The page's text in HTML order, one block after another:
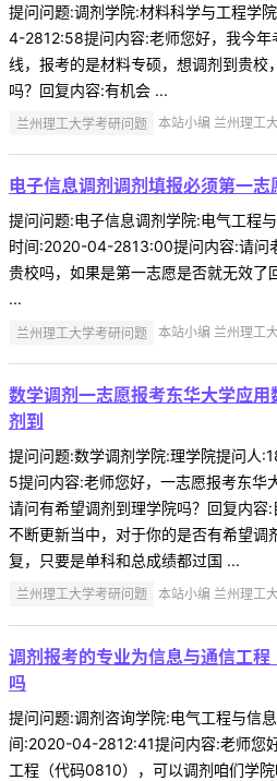
提问问题:调剂学院:材料科学与工程学
4-2812:58提问内容:老师您好，我今
线，报考的是材料专硕，想调剂到贵校
吗？回复内容:有机会 ...
兰州理工大学考研问题 本站小编 兰州理工
电子信息调剂调剂填报必须第一
提问问题:电子信息调剂学院:电气工程
时间:2020-04-2813:00提问内容:请问
贵校吗，如果是第一志愿是否就无效了
...
兰州理工大学考研问题 本站小编 兰州理工
数学调剂一志愿报考东华大学应
剂到
提问问题:数学调剂学院:理学院提问
5提问内容:老师您好，一志愿报考东华
请问有希望调剂到理学院吗？回复内容
不断更新当中，对于你的是否有希望调
复，只要是单科和总成绩都过国 ...
兰州理工大学考研问题 本站小编 兰州理工
调剂报考的专业为信息与通信工
吗
提问问题:调剂咨询学院:电气工程与信
间:2020-04-2812:41提问内容:老师您
工程（代码0810），可以调剂咱们学